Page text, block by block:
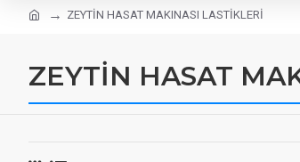
ZEYTİN HASAT MAKINASI LASTİKLERİ
ZEYTİN HASAT